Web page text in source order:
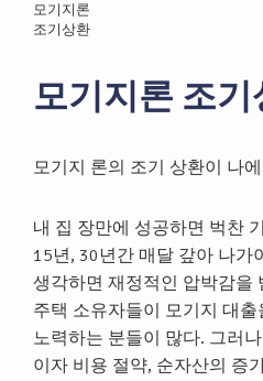
모기지론
조기상환
모기지론 조기
모기지 론의 조기 상환이 나
내 집 장만에 성공하면 벅찬
15년, 30년간 매달 갚아 나가
생각하면 재정적인 압박감을
주택 소유자들이 모기지 대
노력하는 분들이 많다. 그러
이자 비용 절약, 순자산의 증